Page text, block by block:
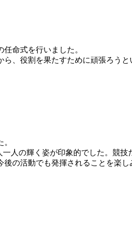
命式を行いました。
、役割を果たすために頑張ろう
一人の輝く姿が印象的でした。競
の活動でも発揮されることを楽し